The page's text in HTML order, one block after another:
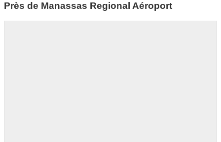
Près de Manassas Regional Aéroport